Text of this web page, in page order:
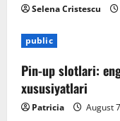
Selena Cristescu
public
Pin-up slotlari:
xususiyatlari
Patricia August